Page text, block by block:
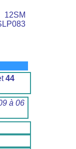
12SM
44
à 06